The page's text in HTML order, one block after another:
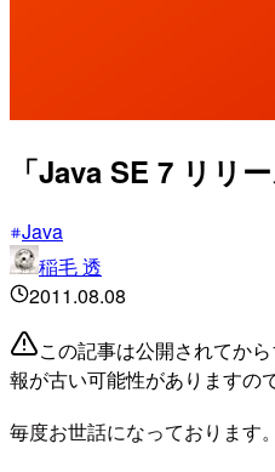
「Java SE 7 リリ
Java
稲毛 透
2011.08.08
この記事は公開されてか
報が古い可能性がありますの
毎度お世話になっております